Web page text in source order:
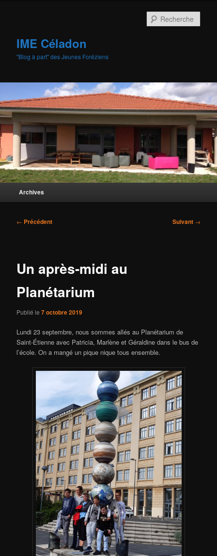
IME Céladon
"Blog à part" des Jeunes Foréziens
Archives
Navigation
← Précédent Suivant →
Un après-midi au
Planétarium
Publié le7 octobre 2019
Lundi 23 septembre, nous sommes allés au Planétarium de
Saint-Étienne avec Patricia, Marlène et Géraldine dans le bus de
l’école. On a mangé un pique nique tous ensemble.